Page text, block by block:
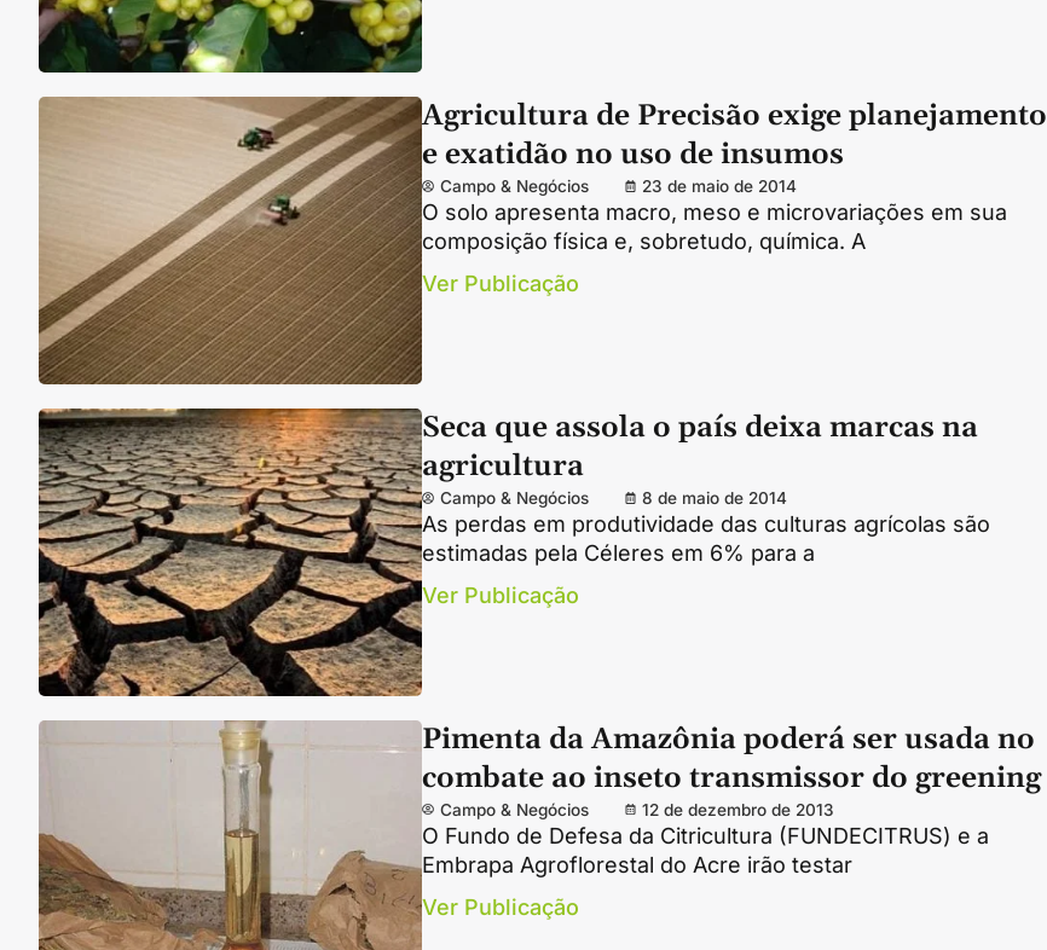
Agricultura de Precisão exige planejamento
e exatidão no uso de insumos
Campo & Negócios 23 de maio de 2014
O solo apresenta macro, meso e microvariações em sua
composição física e, sobretudo, química. A
Ver Publicação
Seca que assola o país deixa marcas na
agricultura
Campo & Negócios 8 de maio de 2014
As perdas em produtividade das culturas agrícolas são
estimadas pela Céleres em 6% para a
Ver Publicação
Pimenta da Amazônia poderá ser usada no
combate ao inseto transmissor do greening
Campo & Negócios 12 de dezembro de 2013
O Fundo de Defesa da Citricultura (FUNDECITRUS) e a
Embrapa Agroflorestal do Acre irão testar
Ver Publicação